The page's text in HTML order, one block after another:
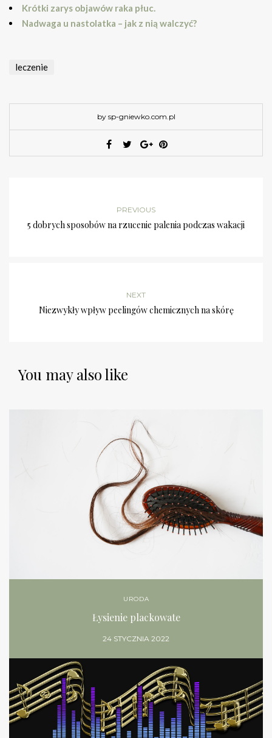
Krótki zarys objawów raka płuc.
Nadwaga u nastolatka – jak z nią walczyć?
leczenie
by sp-gniewko.com.pl
PREVIOUS
5 dobrych sposobów na rzucenie palenia podczas wakacji
NEXT
Niezwykły wpływ peelingów chemicznych na skórę
You may also like
URODA
Łysienie plackowate
24 STYCZNIA 2022